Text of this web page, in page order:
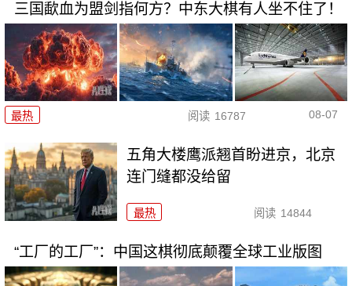
三国歃血为盟剑指何方？中东大棋有人坐不住了！
最热 阅读 16787 08-07
五角大楼鹰派翘首盼进京，北京
连门缝都没给留
最热 阅读 14844
“工厂的工厂”：中国这棋彻底颠覆全球工业版图